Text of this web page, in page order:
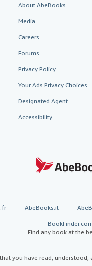
About AbeBooks
Media
Careers
Forums
Privacy Policy
Your Ads Privacy Choices
Designated Agent
Accessibility
AbeBooks.it
Find any book at the
you have read, understood,